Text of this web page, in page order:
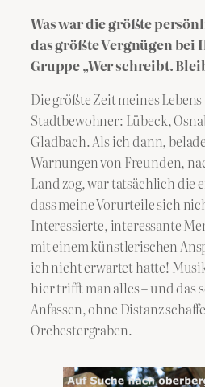
Was war die größte
das größte Vergnügen bei
Gruppe „Wer schreibt.
Die größte Zeit meines
Stadtbewohner: Lübeck,
Gladbach. Als ich dann,
Warnungen von Freunden,
Land zog, war tatsächlich die
dass meine Vorurteile sich
Interessierte, interessante
mit einem künstlerischen
ich nicht erwartet hatte!
hier trifft man alles – und das
Anfassen, ohne Distanz
Orchestergraben.